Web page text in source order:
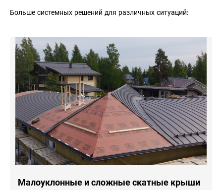
Больше системных решений для различных ситуаций:
Малоуклонные и сложные скатные крыши